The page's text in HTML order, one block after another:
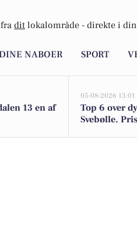
dit lokalområde - direkte i
NABOER SPORT
13 en af
05-08-2026 13:01 |
Top 6 over
Svebølle.